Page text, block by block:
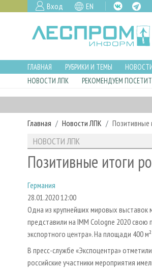
Вход EN
ГЛАВНАЯ РУБРИКИ И ТЕМЫ
НОВОСТИ ЛПК
РЕКОМЕНДУЕМ
Главная Новости ЛПК Позитивные
НОВОСТИ ЛПК
Позитивные итоги
Германия
28.01.2020 12:00
Одна из крупнейших мировых выставок
представили на IMM Cologne 2020 свою
экспортного центра». На площади 400
В пресс-службе «Экспоцентра»
российские участники мероприятия